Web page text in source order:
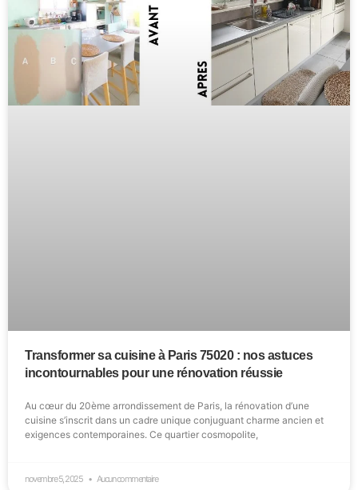
Transformer sa cuisine à Paris 75020 : nos astuces
incontournables pour une rénovation réussie
Au cœur du 20ème arrondissement de Paris, la rénovation d’une
cuisine s’inscrit dans un cadre unique conjuguant charme ancien et
exigences contemporaines. Ce quartier cosmopolite,
novembre 5, 2025 Aucun commentaire